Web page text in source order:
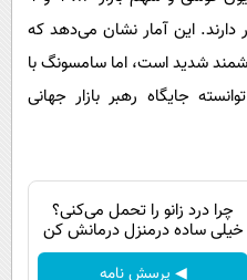
دارند. این آمار نشان می‌دهد که
شدید است، اما سامسونگ با
جایگاه رهبر بازار جهانی
چرا درد زانو را تحمل می‌کنی؟
خیلی ساده درمنزل درمانش کن
◀ پرسش نامه